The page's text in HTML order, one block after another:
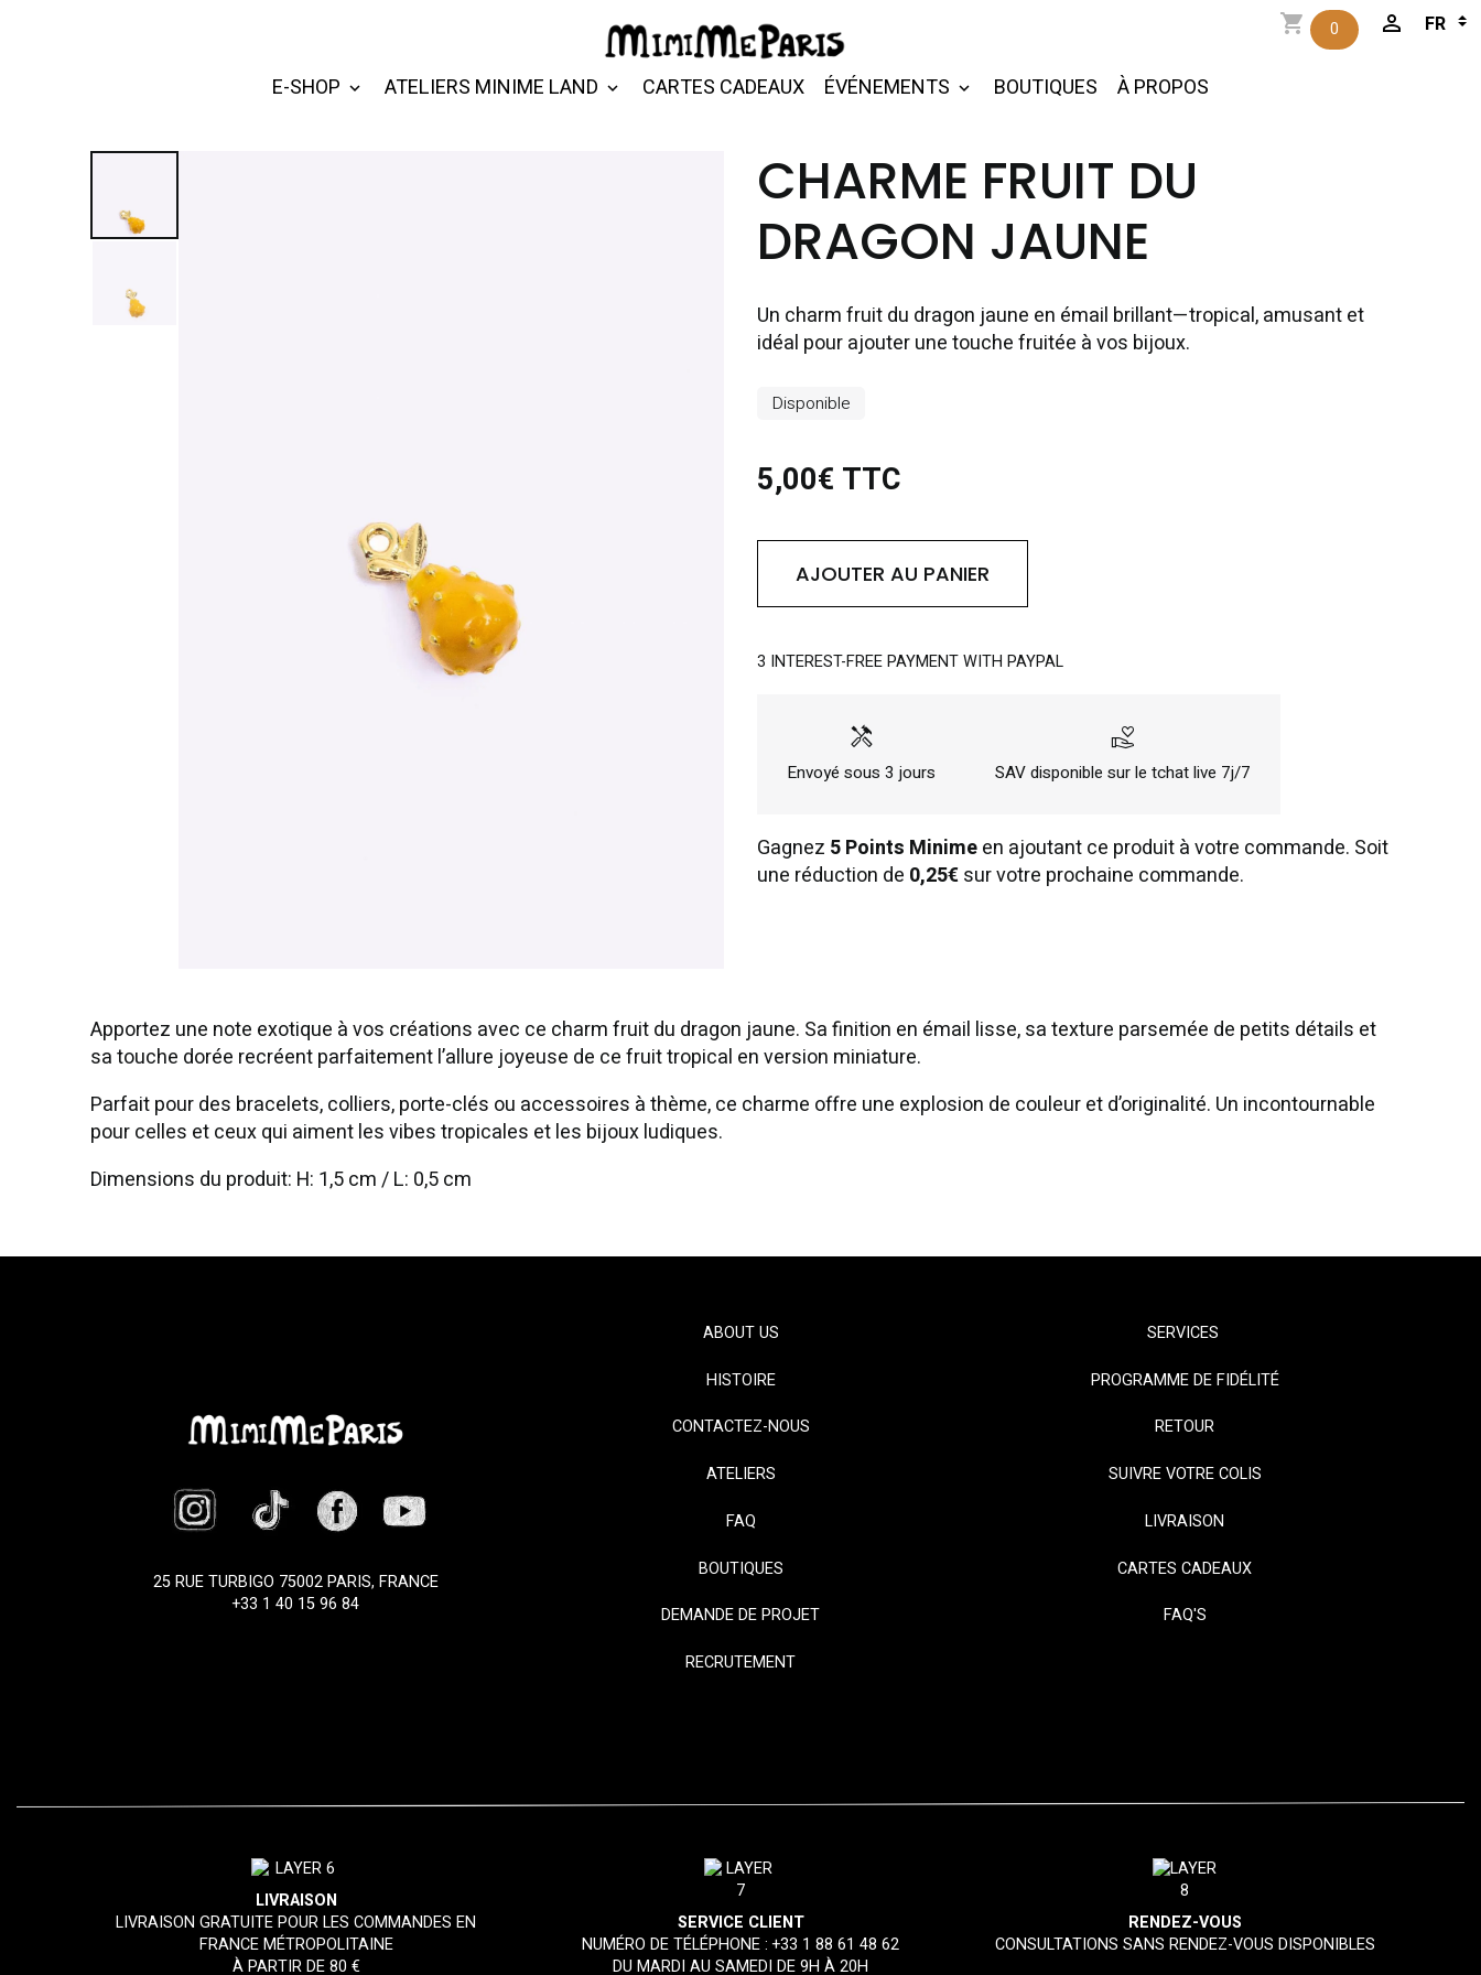
E-SHOP ATELIERS MINIME LAND CARTES CADEAUX ÉVÉNEMENTS BOUTIQUES À PROPOS
0
CHARME FRUIT DU
DRAGON JAUNE
Un charm fruit du dragon jaune en émail brillant—tropical, amusant et
idéal pour ajouter une touche fruitée à vos bijoux.
Disponible
5,00€ TTC
AJOUTER AU PANIER
3 INTEREST-FREE PAYMENT WITH PAYPAL
handyman
Envoyé sous 3 jours
volunteer_activism
SAV disponible sur le tchat live 7j/7
Gagnez 5 Points Minimeen ajoutant ce produit à votre commande. Soit
une réduction de 0,25€sur votre prochaine commande.
Apportez une note exotique à vos créations avec ce charm fruit du dragon jaune. Sa finition en émail lisse, sa texture parsemée de petits détails et
sa touche dorée recréent parfaitement l’allure joyeuse de ce fruit tropical en version miniature.
Parfait pour des bracelets, colliers, porte-clés ou accessoires à thème, ce charme offre une explosion de couleur et d’originalité. Un incontournable
pour celles et ceux qui aiment les vibes tropicales et les bijoux ludiques.
Dimensions du produit: H: 1,5 cm / L: 0,5 cm
25 RUE TURBIGO 75002 PARIS, FRANCE
+33 1 40 15 96 84
ABOUT US
HISTOIRE
CONTACTEZ-NOUS
ATELIERS
FAQ
BOUTIQUES
DEMANDE DE PROJET
RECRUTEMENT
SERVICES
PROGRAMME DE FIDÉLITÉ
RETOUR
SUIVRE VOTRE COLIS
LIVRAISON
CARTES CADEAUX
FAQ'S
LIVRAISON
LIVRAISON GRATUITE POUR LES COMMANDES EN
FRANCE MÉTROPOLITAINE
À PARTIR DE 80 €
SERVICE CLIENT
NUMÉRO DE TÉLÉPHONE :+33 1 88 61 48 62
DU MARDI AU SAMEDI DE 9H À 20H
RENDEZ-VOUS
CONSULTATIONS SANS RENDEZ-VOUS DISPONIBLES